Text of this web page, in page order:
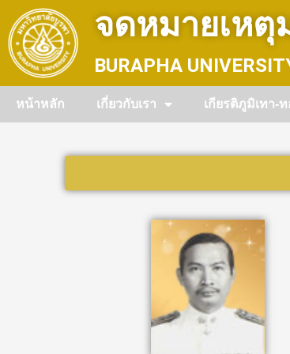
content
จดหมายเหตุ
BURAPHA
หน้าหลัก เกี่ยวกับเรา เกียรติภูมิเทา-ท